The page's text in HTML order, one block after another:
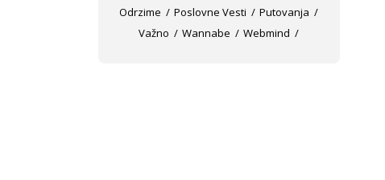
Odrzime
Poslovne Vesti
Putovanja
Važno
Wannabe Webmind